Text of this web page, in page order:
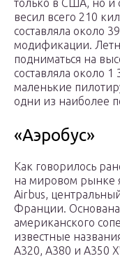
только в США, но и
весил всего 210
составляла около
модификации.
подниматься на
составляла около
маленькие
одни из наиболее
«Аэробус»
Как говорилось
на мировом рынке
Airbus,
Франции. Основана
американского
известные
A320, А380 и A350